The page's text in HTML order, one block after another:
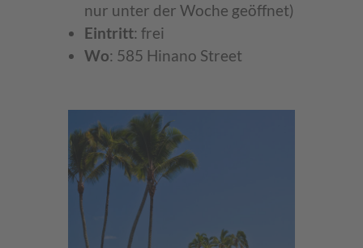
nur unter der Woche geöffnet)
Eintritt: frei
Wo: 585 Hinano Street